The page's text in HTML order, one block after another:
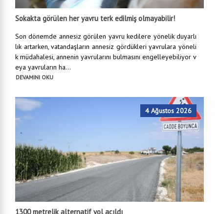
Sokakta görülen her yavru terk edilmiş olmayabilir!
Son dönemde annesiz görülen yavru kedilere yönelik duyarlı
lık artarken, vatandaşların annesiz gördükleri yavrulara yöneli
k müdahalesi, annenin yavrularını bulmasını engelleyebiliyor v
eya yavruların ha...
DEVAMINI OKU
4 Ağustos 2026
1300 metrelik alternatif yol açıldı